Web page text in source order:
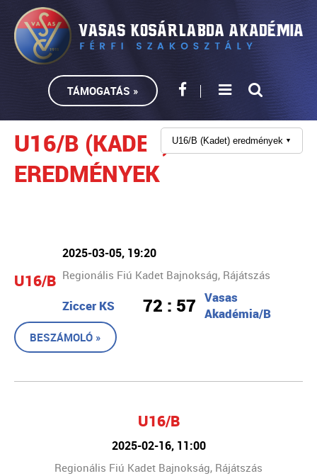
TÁMOGATÁS »
U16/B (KADET)
EREDMÉNYEK
U16/B (Kadet) eredmények ▼
U16/B
2025-03-05, 19:20
Regionális Fiú Kadet Bajnokság, Rájátszás
Ziccer KS 72 : 57 Vasas
Akadémia/B
BESZÁMOLÓ »
U16/B
2025-02-16, 11:00
Regionális Fiú Kadet Bajnokság, Rájátszás